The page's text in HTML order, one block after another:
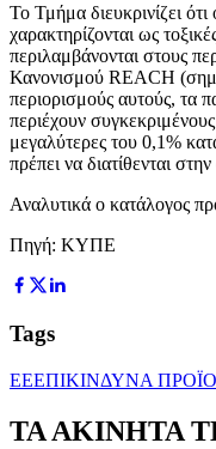
Το Τμήμα διευκρινίζει ότι
χαρακτηρίζονται ως
περιλαμβάνονται στους
Κανονισμού REACH
περιορισμούς αυτούς, τα
περιέχουν
μεγαλύτερες του 0,1%
πρέπει να διατίθενται
Αναλυτικά ο κατάλογος
Πηγή: ΚΥΠΕ
Tags
ΕΕΕΠΙΚΙΝΔΥΝΑ
ΤΑ ΑΚΙΝΗΤΑ